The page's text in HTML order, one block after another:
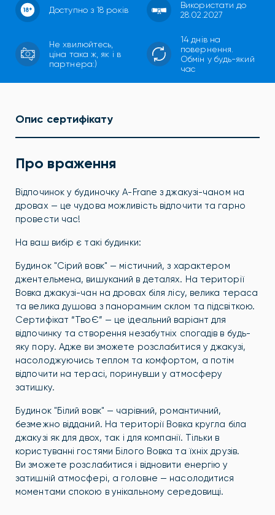
Доступно з 18 років
Використати до
28.02.2027
Не хвилюйтесь,
ціна така ж, як і в
партнера:)
14 днів на
повернення.
Обмін у будь-який
час
Опис сертифікату
Про враження
Відпочинок у будиночку A-Frane з джакузі-чаном на
дровах — це чудова можливість відпочити та гарно
провести час!
На ваш вибір є такі будинки:
Будинок "Сірий вовк" — містичний, з характером
джентельмена, вишуканий в деталях. На території
Вовка джакузі-чан на дровах біля лісу, велика тераса
та велика душова з панорамним склом та підсвіткою.
Сертифікат “ТвоЄ” — це ідеальний варіант для
відпочинку та створення незабутніх спогадів в будь-
яку пору. Адже ви зможете розслабитися у джакузі,
насолоджуючись теплом та комфортом, а потім
відпочити на терасі, поринувши у атмосферу
затишку.
Будинок "Білий вовк" — чарівний, романтичний,
безмежно відданий. На території Вовка кругла біла
джакузі як для двох, так і для компанії. Тільки в
користуванні гостями Білого Вовка та їхніх друзів.
Визможете розслабитися і відновити енергію у
затишній атмосфері, а головне — насолодитися
моментами спокою в унікальному середовищі.